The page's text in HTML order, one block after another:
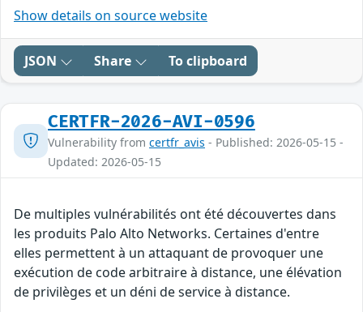
Show details on source website
JSON Share To clipboard
CERTFR-2026-AVI-0596
Vulnerability from certfr_avis - Published: 2026-05-15 -
Updated: 2026-05-15
De multiples vulnérabilités ont été découvertes dans
les produits Palo Alto Networks. Certaines d'entre
elles permettent à un attaquant de provoquer une
exécution de code arbitraire à distance, une élévation
de privilèges et un déni de service à distance.